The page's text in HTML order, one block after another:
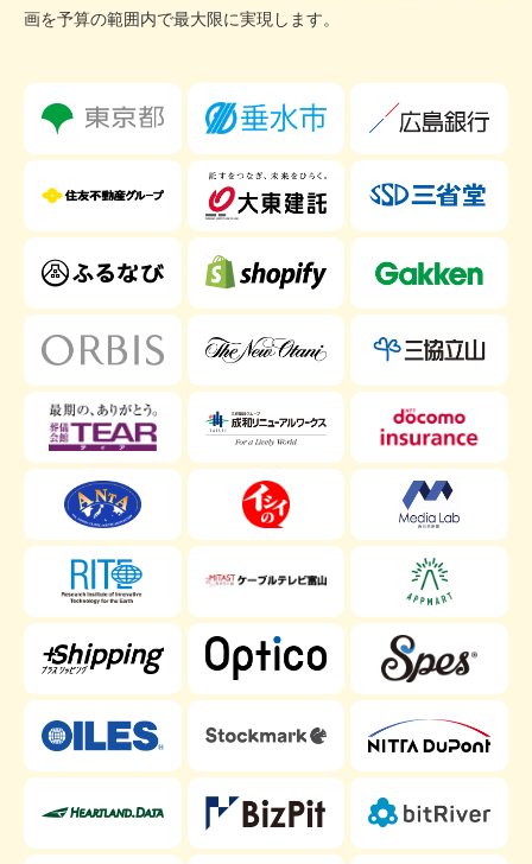
画を予算の範囲内で最大限に実現します。